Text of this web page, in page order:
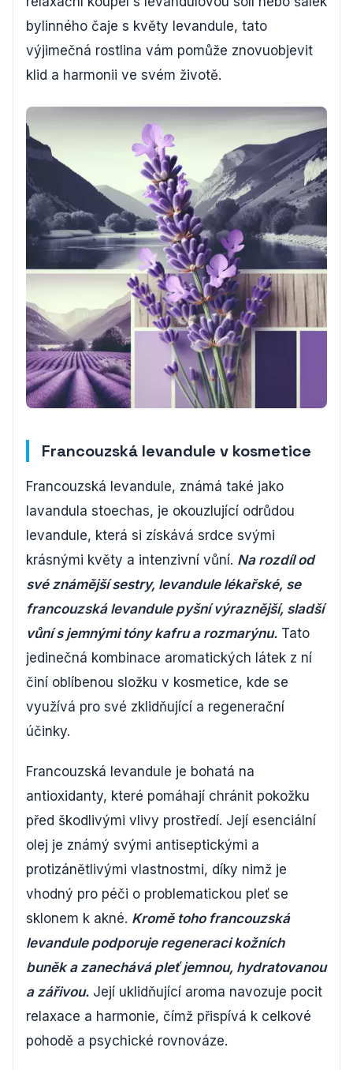
bylinného čaje s květy levandule, tato
výjimečná rostlina vám pomůže znovuobjevit
klid a harmonii ve svém životě.
Francouzská levandule v kosmetice
Francouzská levandule, známá také jako
lavandula stoechas, je okouzlující odrůdou
levandule, která si získává srdce svými
krásnými květy a intenzivní vůní. Na rozdíl od
své známější sestry, levandule lékařské, se
francouzská levandule pyšní výraznější, sladší
vůní s jemnými tóny kafru a rozmarýnu. Tato
jedinečná kombinace aromatických látek z ní
činí oblíbenou složku v kosmetice, kde se
využívá pro své zklidňující a regenerační
účinky.
Francouzská levandule je bohatá na
antioxidanty, které pomáhají chránit pokožku
před škodlivými vlivy prostředí. Její esenciální
olej je známý svými antiseptickými a
protizánětlivými vlastnostmi, díky nimž je
vhodný pro péči o problematickou pleť se
sklonem k akné. Kromě toho francouzská
levandule podporuje regeneraci kožních
buněk a zanechává pleť jemnou, hydratovanou
a zářivou. Její uklidňující aroma navozuje pocit
relaxace a harmonie, čímž přispívá k celkové
pohodě a psychické rovnováze.